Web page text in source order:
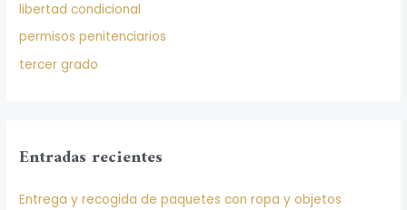
o
r
:
libertad condicional
permisos penitenciarios
tercer grado
Entradas recientes
Entrega y recogida de paquetes con ropa y objetos